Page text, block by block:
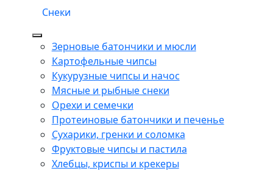
Снеки
Зерновые батончики и мюсли
Картофельные чипсы
Кукурузные чипсы и начос
Мясные и рыбные снеки
Орехи и семечки
Протеиновые батончики и печенье
Сухарики, гренки и соломка
Фруктовые чипсы и пастила
Хлебцы, криспы и крекеры